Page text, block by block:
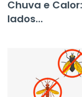
Chuva e
lados...